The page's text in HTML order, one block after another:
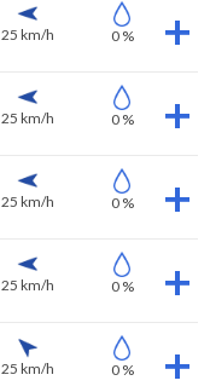
25 km/h 0 %
25 km/h 0 %
25 km/h 0 %
25 km/h 0 %
25 km/h 0 %